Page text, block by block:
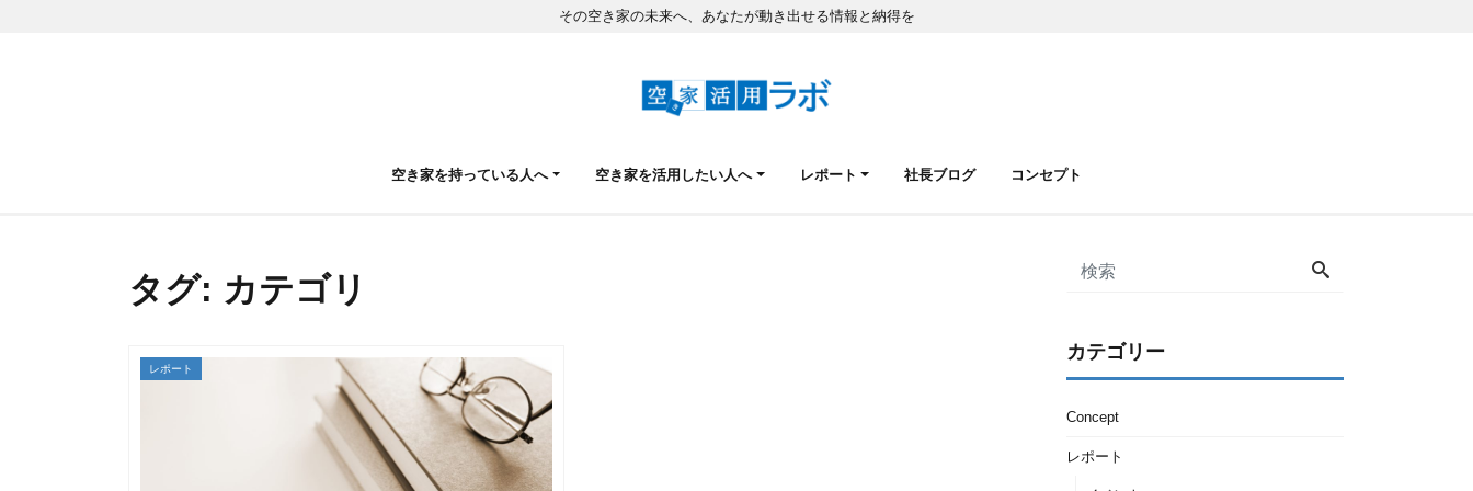
その空き家の未来へ、あなたが動き出せる情報と納得を
空き家を持っている人へ 空き家を活用したい人へ レポート 社長ブログ コンセプト
タグ: カテゴリ
レポート
カテゴリー
Concept
レポート